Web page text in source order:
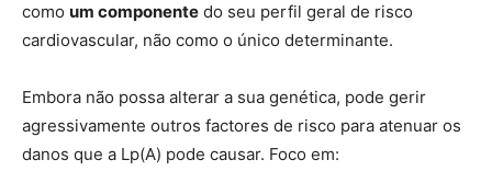
como um componente do seu perfil geral de risco
cardiovascular, não como o único determinante.
Embora não possa alterar a sua genética, pode gerir
agressivamente outros factores de risco para atenuar os
danos que a Lp(A) pode causar. Foco em: